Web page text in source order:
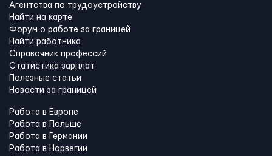
Агентства по трудоустройству
Найти на карте
Форум о работе за границей
Найти работника
Справочник профессий
Статистика зарплат
Полезные статьи
Новости за границей
Работа в Европе
Работа в Польше
Работа в Германии
Работа в Норвегии